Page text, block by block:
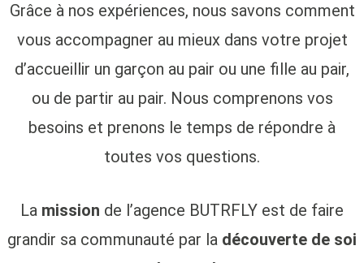
Grâce à nos expériences, nous savons comment
vous accompagner au mieux dans votre projet
d’accueillir un garçon au pair ou une fille au pair,
ou de partir au pair. Nous comprenons vos
besoins et prenons le temps de répondre à
toutes vos questions.
La mission de l’agence BUTRFLY est de faire
grandir sa communauté par la découverte de soi